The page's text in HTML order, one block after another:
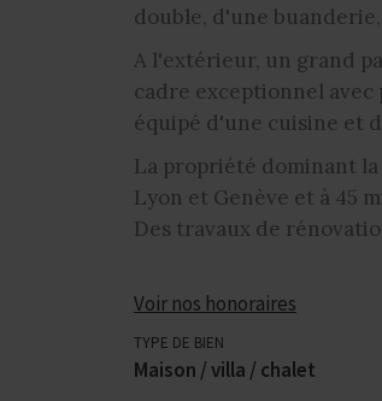
double, d'une
A l'extérieur, un grand
cadre exceptionnel
équipé d'une cuisine et
La propriété dominant
Lyon et Genève et à 45
Des travaux de
Voir nos honoraires
TYPE DE BIEN
Maison / villa / chalet